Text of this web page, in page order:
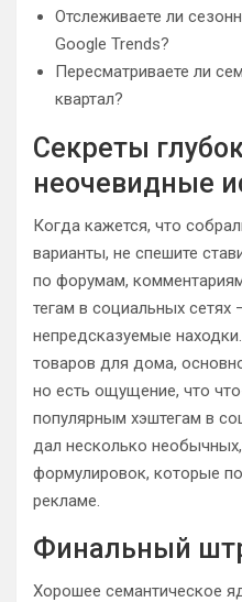
Отслеживаете ли
Google Trends?
Пересматриваете ли
квартал?
Секреты
неочевидные
Когда кажется, что
варианты, не спешите
по форумам,
тегам в социальных
непредсказуемые
товаров для дома,
но есть ощущение, что
популярным хэштегам в
дал несколько
формулировок, которые
рекламе.
Финальный
Хорошее семантическое